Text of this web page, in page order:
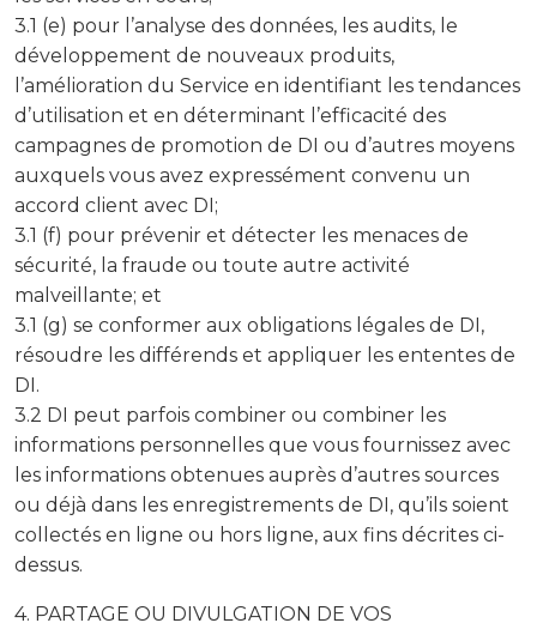
3.1 (e) pour l’analyse des données, les audits, le
développement de nouveaux produits,
l’amélioration du Service en identifiant les tendances
d’utilisation et en déterminant l’efficacité des
campagnes de promotion de DI ou d’autres moyens
auxquels vous avez expressément convenu un
accord client avec DI;
3.1 (f) pour prévenir et détecter les menaces de
sécurité, la fraude ou toute autre activité
malveillante; et
3.1 (g) se conformer aux obligations légales de DI,
résoudre les différends et appliquer les ententes de
DI.
3.2 DI peut parfois combiner ou combiner les
informations personnelles que vous fournissez avec
les informations obtenues auprès d’autres sources
ou déjà dans les enregistrements de DI, qu’ils soient
collectés en ligne ou hors ligne, aux fins décrites ci-
dessus.
4. PARTAGE OU DIVULGATION DE VOS